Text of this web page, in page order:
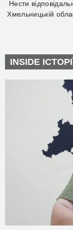
Нести
Хмельницькій
INSIDE